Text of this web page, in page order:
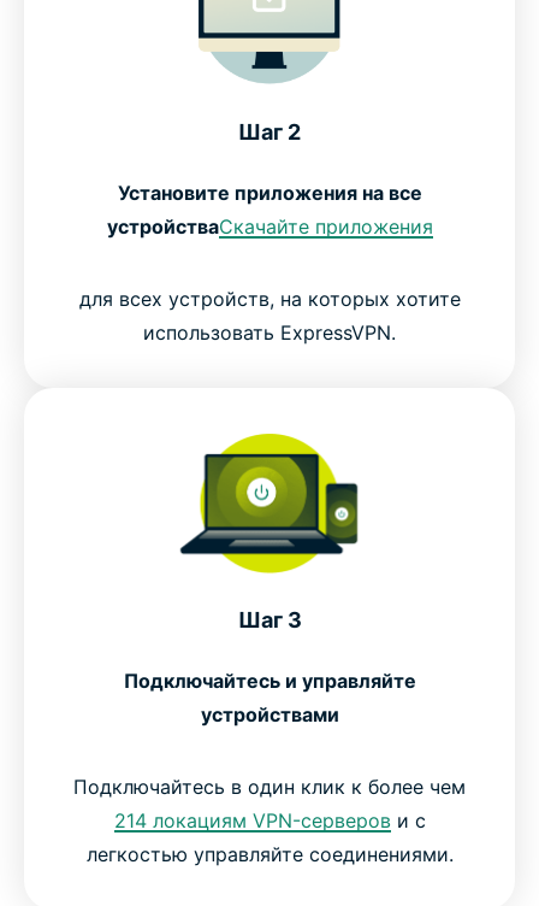
Шаг 2
Установите приложения на все
устройстваСкачайте приложения
для всех устройств, на которых хотите
использовать ExpressVPN.
Шаг 3
Подключайтесь и управляйте
устройствами
Подключайтесь в один клик к более чем
214 локациям VPN-серверови с
легкостью управляйте соединениями.